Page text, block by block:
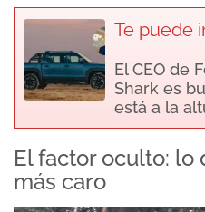
Te puede
El CEO de
Shark es
está a la
El factor oculto: lo
más caro